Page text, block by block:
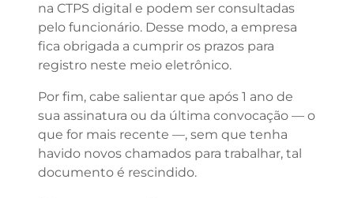
na CTPS digital e podem ser consultadas
pelo funcionário. Desse modo, a empresa
fica obrigada a cumprir os prazos para
registro neste meio eletrônico.
Por fim, cabe salientar que após 1 ano de
sua assinatura ou da última convocação — o
que for mais recente —, sem que tenha
havido novos chamados para trabalhar, tal
documento é rescindido.